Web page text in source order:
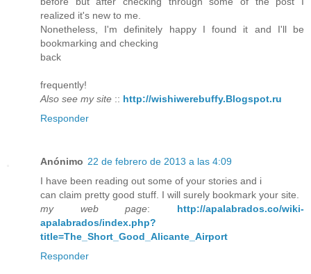
realized it's new to me.
Nonetheless, I'm definitely happy I found it and I'll be
bookmarking and checking
back
frequently!
Also see my site :: http://wishiwerebuffy.Blogspot.ru
Responder
Anónimo 22 de febrero de 2013 a las 4:09
I have been reading out some of your stories and i
can claim pretty good stuff. I will surely bookmark your site.
my web page: http://apalabrados.co/wiki-
apalabrados/index.php?
title=The_Short_Good_Alicante_Airport
Responder